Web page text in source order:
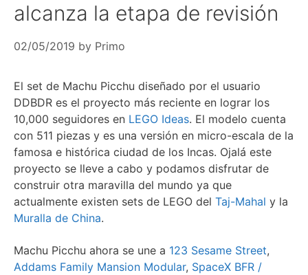
alcanza la etapa de revisión
02/05/2019 by Primo
El set de Machu Picchu diseñado por el usuario
DDBDR es el proyecto más reciente en lograr los
10,000 seguidores en LEGO Ideas. El modelo cuenta
con 511 piezas y es una versión en micro-escala de la
famosa e histórica ciudad de los Incas. Ojalá este
proyecto se lleve a cabo y podamos disfrutar de
construir otra maravilla del mundo ya que
actualmente existen sets de LEGO del Taj-Mahal y la
Muralla de China.
Machu Picchu ahora se une a 123 Sesame Street,
Addams Family Mansion Modular, SpaceX BFR /